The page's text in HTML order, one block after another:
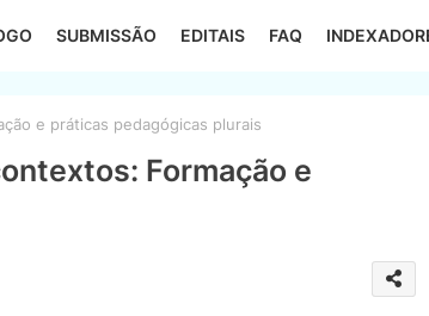
SUBMISSÃO EDITAIS FAQ
e práticas pedagógicas plurais
Formação e